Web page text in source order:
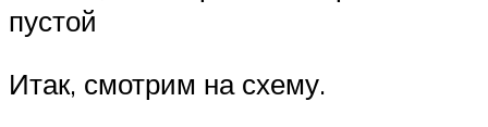
пустой
Итак, смотрим на схему.